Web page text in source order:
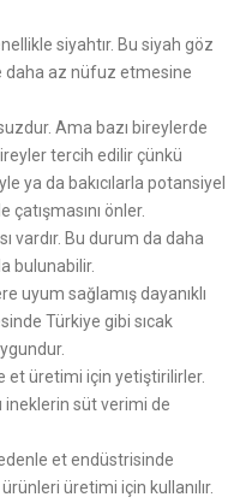
siyahtır. Bu siyah göz
daha az nüfuz etmesine
Ama bazı bireylerde
tercih edilir çünkü
ya da bakıcılarla potansiyel
önler.
vardır. Bu durum da daha
bulunabilir.
uyum sağlamış dayanıklı
Türkiye gibi sıcak
et üretimi için yetiştirilirler.
ineklerin süt verimi de
et endüstrisinde
üretimi için kullanılır.